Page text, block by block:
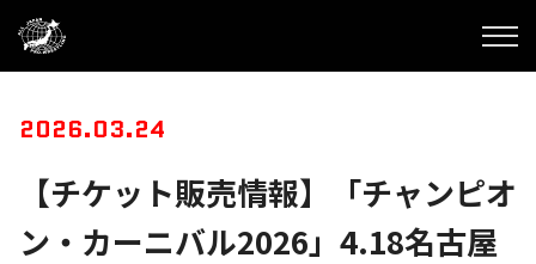
2026.03.24
【チケット販売情報】「チャンピオ
ン・カーニバル2026」4.18名古屋